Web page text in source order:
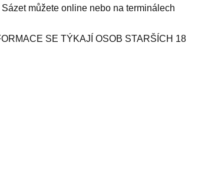
můžete online nebo na terminálech
SE TÝKAJÍ OSOB STARŠÍCH 18